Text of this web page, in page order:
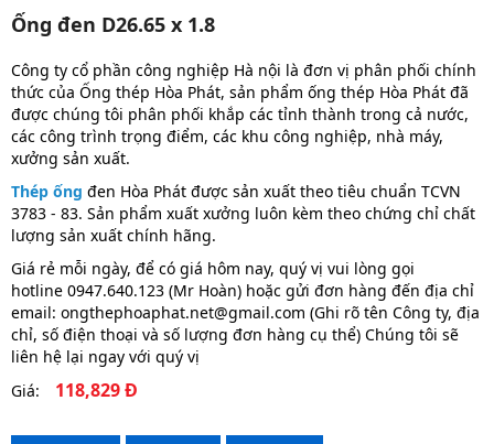
Ống đen D26.65 x 1.8
Công ty cổ phần công nghiệp Hà nội là đơn vị phân phối chính
thức của Ống thép Hòa Phát, sản phẩm ống thép Hòa Phát đã
được chúng tôi phân phối khắp các tỉnh thành trong cả nước,
các công trình trọng điểm, các khu công nghiệp, nhà máy,
xưởng sản xuất.
Thép ống đen Hòa Phát được sản xuất theo tiêu chuẩn TCVN
3783 - 83. Sản phẩm xuất xưởng luôn kèm theo chứng chỉ chất
lượng sản xuất chính hãng.
Giá rẻ mỗi ngày, để có giá hôm nay, quý vị vui lòng gọi
hotline 0947.640.123 (Mr Hoàn) hoặc gửi đơn hàng đến địa chỉ
email: ongthephoaphat.net@gmail.com (Ghi rõ tên Công ty, địa
chỉ, số điện thoại và số lượng đơn hàng cụ thể) Chúng tôi sẽ
liên hệ lại ngay với quý vị
Giá:
118,829 Đ